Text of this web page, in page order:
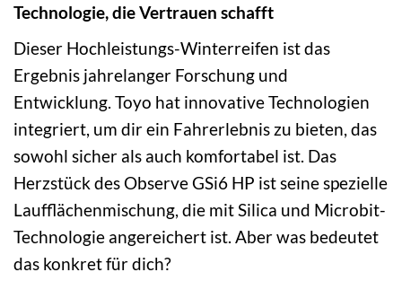
Technologie, die Vertrauen schafft
Dieser Hochleistungs-Winterreifen ist das
Ergebnis jahrelanger Forschung und
Entwicklung. Toyo hat innovative Technologien
integriert, um dir ein Fahrerlebnis zu bieten, das
sowohl sicher als auch komfortabel ist. Das
Herzstück des Observe GSi6 HP ist seine spezielle
Laufflächenmischung, die mit Silica und Microbit-
Technologie angereichert ist. Aber was bedeutet
das konkret für dich?